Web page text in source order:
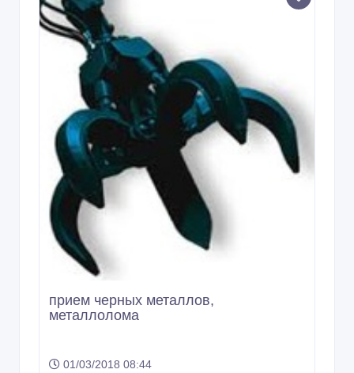
прием черных металлов,
металлолома
01/03/2018 08:44